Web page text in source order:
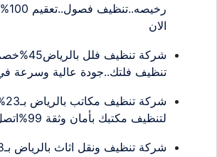
رخيصه..تنظيف فصول..تعقيم 100% اتصل بنا
شركة تنظيف فلل بالرياض45%خصم على
تنظيف فلتك..جودة عالية وسرعة في التنفيذ
شركة تنظيف مكاتب بالرياض بـ23%خصم
لتنظيف مكتبك بأمان وثقة 99%اتصل بنا الان
شركة تنظيف ونقل اثاث بالرياض بـ18%